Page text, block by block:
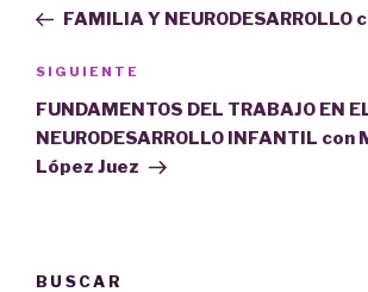
entradas
anterior:
FAMILIA Y NEURODESARROLLO
Siguiente
entrada
SIGUIENTE
FUNDAMENTOS DEL TRABAJO EN
NEURODESARROLLO INFANTIL con
López Juez
BUSCAR